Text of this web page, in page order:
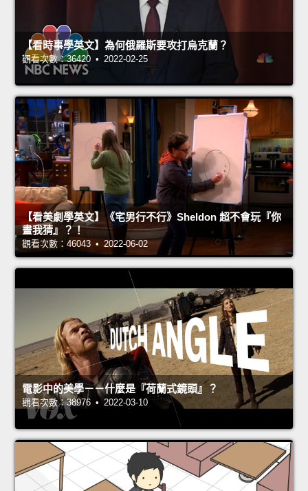
【看時事學英文】為何俄羅斯要攻打烏克蘭？
觀看次數：36420 • 2022-02-25
【看美劇學英文】《宅男行不行》Sheldon 超不會玩『你
畫我猜』？！
觀看次數：46043 • 2022-06-02
電影中的美學－－什麼是『荷蘭式鏡頭』？
觀看次數：38976 • 2022-03-10